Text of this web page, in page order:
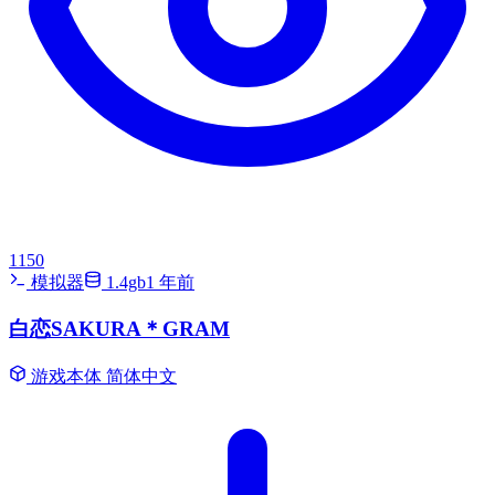
1150
模拟器
1.4gb1 年前
白恋SAKURA＊GRAM
游戏本体 简体中文